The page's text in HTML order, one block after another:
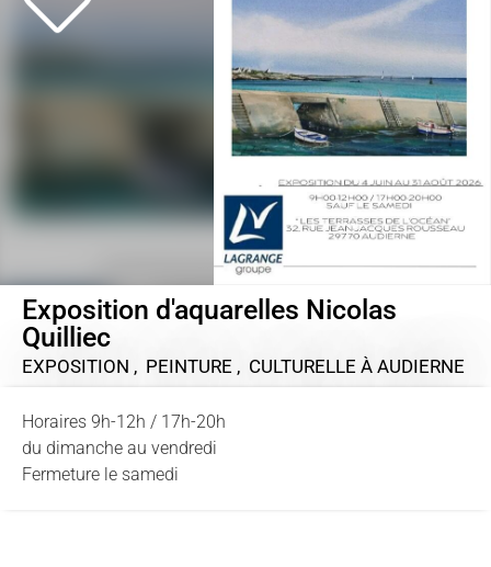
Exposition d'aquarelles Nicolas
Quilliec
EXPOSITION , PEINTURE , CULTURELLE À AUDIERNE
Horaires 9h-12h / 17h-20h
du dimanche au vendredi
Fermeture le samedi